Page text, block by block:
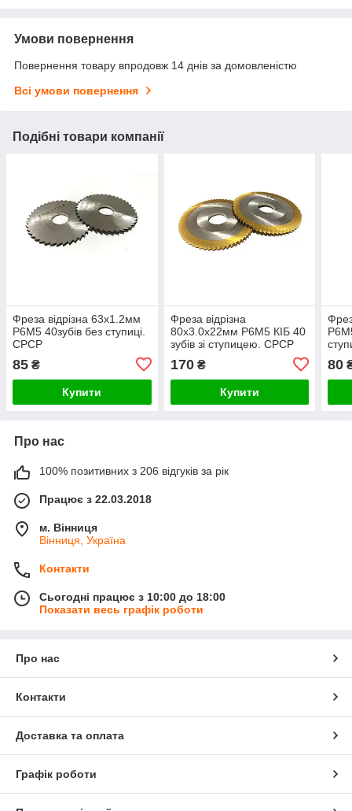
Умови повернення
Повернення товару впродовж 14 днів за домовленістю
Всі умови повернення
Подібні товари компанії
Фреза відрізна 63х1.2мм
Р6М5 40зубів без ступиці.
СРСР
85 ₴
Купити
Фреза відрізна
80х3.0х22мм Р6М5 КІБ 40
зубів зі ступицею. СРСР
170₴
Купити
80
Про нас
100% позитивних з 206 відгуків за рік
Працює з 22.03.2018
м. Вінниця
Вінниця, Україна
Контакти
Сьогодні працює з 10:00 до 18:00
Показати весь графік роботи
Про нас
Контакти
Доставка та оплата
Графік роботи